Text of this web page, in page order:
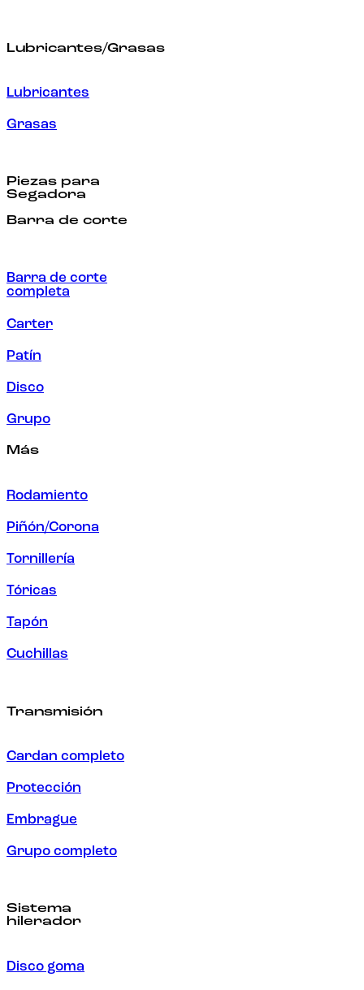
Lubricantes/Grasas
Lubricantes
Grasas
Piezas para
Segadora
Barra de corte
Barra de corte
completa
Carter
Patín
Disco
Grupo
Más
Rodamiento
Piñón/Corona
Tornillería
Tóricas
Tapón
Cuchillas
Transmisión
Cardan completo
Protección
Embrague
Grupo completo
Sistema
hilerador
Disco goma